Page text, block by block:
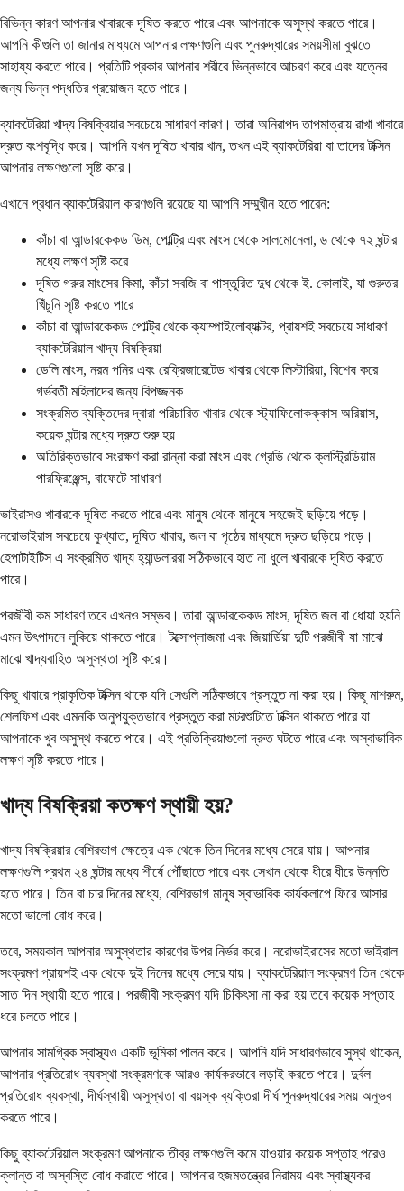
বিভিন্ন কারণ আপনার খাবারকে দূষিত করতে পারে এবং আপনাকে অসুস্থ করতে পারে।
আপনি কীগুলি তা জানার মাধ্যমে আপনার লক্ষণগুলি এবং পুনরুদ্ধারের সময়সীমা বুঝতে
সাহায্য করতে পারে। প্রতিটি প্রকার আপনার শরীরে ভিন্নভাবে আচরণ করে এবং যত্নের
জন্য ভিন্ন পদ্ধতির প্রয়োজন হতে পারে।
ব্যাকটেরিয়া খাদ্য বিষক্রিয়ার সবচেয়ে সাধারণ কারণ। তারা অনিরাপদ তাপমাত্রায় রাখা খাবারে
দ্রুত বংশবৃদ্ধি করে। আপনি যখন দূষিত খাবার খান, তখন এই ব্যাকটেরিয়া বা তাদের টক্সিন
আপনার লক্ষণগুলো সৃষ্টি করে।
এখানে প্রধান ব্যাকটেরিয়াল কারণগুলি রয়েছে যা আপনি সম্মুখীন হতে পারেন:
কাঁচা বা আন্ডারকেকড ডিম, পোল্ট্রি এবং মাংস থেকে সালমোনেলা, ৬ থেকে ৭২ ঘন্টার
মধ্যে লক্ষণ সৃষ্টি করে
দূষিত গরুর মাংসের কিমা, কাঁচা সবজি বা পাস্তুরিত দুধ থেকে ই. কোলাই, যা গুরুতর
খিঁচুনি সৃষ্টি করতে পারে
কাঁচা বা আন্ডারকেকড পোল্ট্রি থেকে ক্যাম্পাইলোব্যাক্টর, প্রায়শই সবচেয়ে সাধারণ
ব্যাকটেরিয়াল খাদ্য বিষক্রিয়া
ডেলি মাংস, নরম পনির এবং রেফ্রিজারেটেড খাবার থেকে লিস্টারিয়া, বিশেষ করে
গর্ভবতী মহিলাদের জন্য বিপজ্জনক
সংক্রমিত ব্যক্তিদের দ্বারা পরিচারিত খাবার থেকে স্ট্যাফিলোকক্কাস অরিয়াস,
কয়েক ঘন্টার মধ্যে দ্রুত শুরু হয়
অতিরিক্তভাবে সংরক্ষণ করা রান্না করা মাংস এবং গ্রেভি থেকে ক্লস্ট্রিডিয়াম
পারফ্রিঞ্জেন্স, বাফেটে সাধারণ
ভাইরাসও খাবারকে দূষিত করতে পারে এবং মানুষ থেকে মানুষে সহজেই ছড়িয়ে পড়ে।
নরোভাইরাস সবচেয়ে কুখ্যাত, দূষিত খাবার, জল বা পৃষ্ঠের মাধ্যমে দ্রুত ছড়িয়ে পড়ে।
হেপাটাইটিস এ সংক্রমিত খাদ্য হ্যান্ডলাররা সঠিকভাবে হাত না ধুলে খাবারকে দূষিত করতে
পারে।
পরজীবী কম সাধারণ তবে এখনও সম্ভব। তারা আন্ডারকেকড মাংস, দূষিত জল বা ধোয়া হয়নি
এমন উৎপাদনে লুকিয়ে থাকতে পারে। টক্সোপ্লাজমা এবং জিয়ার্ডিয়া দুটি পরজীবী যা মাঝে
মাঝে খাদ্যবাহিত অসুস্থতা সৃষ্টি করে।
কিছু খাবারে প্রাকৃতিক টক্সিন থাকে যদি সেগুলি সঠিকভাবে প্রস্তুত না করা হয়। কিছু মাশরুম,
শেলফিশ এবং এমনকি অনুপযুক্তভাবে প্রস্তুত করা মটরশুটিতে টক্সিন থাকতে পারে যা
আপনাকে খুব অসুস্থ করতে পারে। এই প্রতিক্রিয়াগুলো দ্রুত ঘটতে পারে এবং অস্বাভাবিক
লক্ষণ সৃষ্টি করতে পারে।
খাদ্য বিষক্রিয়া কতক্ষণ স্থায়ী হয়?
খাদ্য বিষক্রিয়ার বেশিরভাগ ক্ষেত্রে এক থেকে তিন দিনের মধ্যে সেরে যায়। আপনার
লক্ষণগুলি প্রথম ২৪ ঘন্টার মধ্যে শীর্ষে পৌঁছাতে পারে এবং সেখান থেকে ধীরে ধীরে উন্নতি
হতে পারে। তিন বা চার দিনের মধ্যে, বেশিরভাগ মানুষ স্বাভাবিক কার্যকলাপে ফিরে আসার
মতো ভালো বোধ করে।
তবে, সময়কাল আপনার অসুস্থতার কারণের উপর নির্ভর করে। নরোভাইরাসের মতো ভাইরাল
সংক্রমণ প্রায়শই এক থেকে দুই দিনের মধ্যে সেরে যায়। ব্যাকটেরিয়াল সংক্রমণ তিন থেকে
সাত দিন স্থায়ী হতে পারে। পরজীবী সংক্রমণ যদি চিকিৎসা না করা হয় তবে কয়েক সপ্তাহ
ধরে চলতে পারে।
আপনার সামগ্রিক স্বাস্থ্যও একটি ভূমিকা পালন করে। আপনি যদি সাধারণভাবে সুস্থ থাকেন,
আপনার প্রতিরোধ ব্যবস্থা সংক্রমণকে আরও কার্যকরভাবে লড়াই করতে পারে। দুর্বল
প্রতিরোধ ব্যবস্থা, দীর্ঘস্থায়ী অসুস্থতা বা বয়স্ক ব্যক্তিরা দীর্ঘ পুনরুদ্ধারের সময় অনুভব
করতে পারে।
কিছু ব্যাকটেরিয়াল সংক্রমণ আপনাকে তীব্র লক্ষণগুলি কমে যাওয়ার কয়েক সপ্তাহ পরেও
ক্লান্ত বা অস্বস্তি বোধ করাতে পারে। আপনার হজমতন্ত্রের নিরাময় এবং স্বাস্থ্যকর